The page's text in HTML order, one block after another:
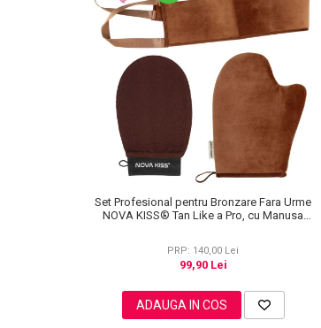
Set Profesional pentru Bronzare Fara Urme
NOVA KISS® Tan Like a Pro, cu Manusa
PRP: 140,00 Lei
99,90 Lei
ADAUGA IN COS